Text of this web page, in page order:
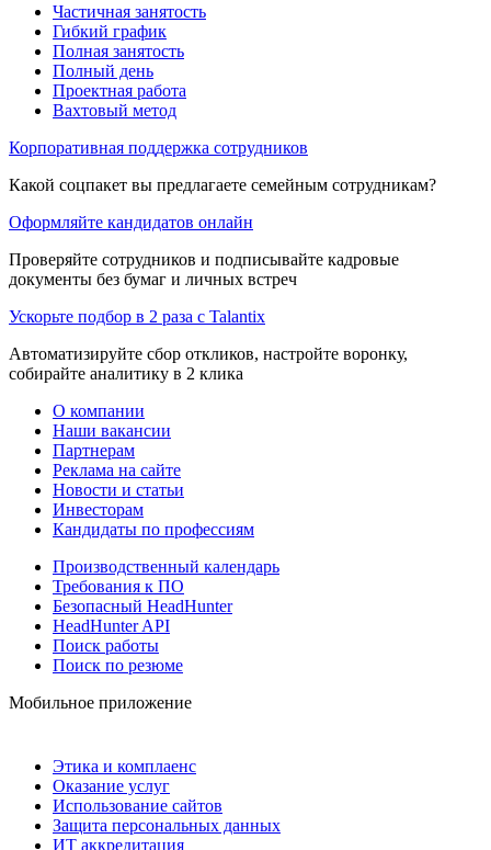
Частичная занятость
Гибкий график
Полная занятость
Полный день
Проектная работа
Вахтовый метод
Корпоративная поддержка сотрудников
Какой соцпакет вы предлагаете семейным сотрудникам?
Оформляйте кандидатов онлайн
Проверяйте сотрудников и подписывайте кадровые
документы без бумаг и личных встреч
Ускорьте подбор в 2 раза с Talantix
Автоматизируйте сбор откликов, настройте воронку,
собирайте аналитику в 2 клика
О компании
Наши вакансии
Партнерам
Реклама на сайте
Новости и статьи
Инвесторам
Кандидаты по профессиям
Производственный календарь
Требования к ПО
Безопасный HeadHunter
HeadHunter API
Поиск работы
Поиск по резюме
Мобильное приложение
Этика и комплаенс
Оказание услуг
Использование сайтов
Защита персональных данных
ИТ аккредитация